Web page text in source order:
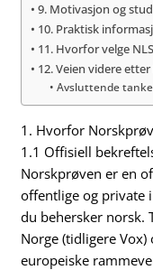
9. Motivasjon og
10. Praktisk
11. Hvorfor velge
12. Veien videre
Avsluttende
1. Hvorfor
1.1 Offisiell
Norskprøven er en
offentlige og private
du behersker norsk.
Norge (tidligere
europeiske